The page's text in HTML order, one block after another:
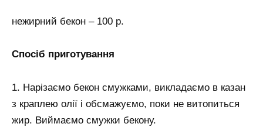
нежирний бекон – 100 р.
Спосіб приготування
1. Нарізаємо бекон смужками, викладаємо в казан
з краплею олії і обсмажуємо, поки не витопиться
жир. Виймаємо смужки бекону.